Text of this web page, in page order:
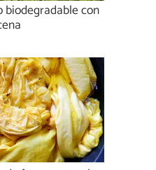
biodegradable con